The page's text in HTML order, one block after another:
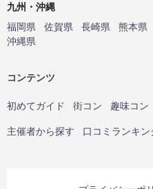
九州・沖縄
福岡県
佐賀県 長崎県 熊本県
沖縄県
コンテンツ
初めてガイド 街コン 趣味コン
主催者から探す 口コミランキン